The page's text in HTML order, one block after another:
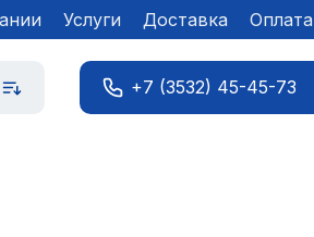
Услуги Доставка Оплата
+7 (3532) 45-45-73